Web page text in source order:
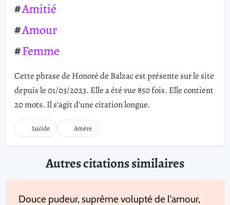
Amitié
Amour
Femme
Cette phrase de Honoré de Balzac est présente sur le site
depuis le 01/03/2023. Elle a été vue 850 fois. Elle contient
20 mots. Il s'agit d'une citation longue.
Lucide Amère
Autres citations similaires
Douce pudeur, suprême volupté de l'amour,